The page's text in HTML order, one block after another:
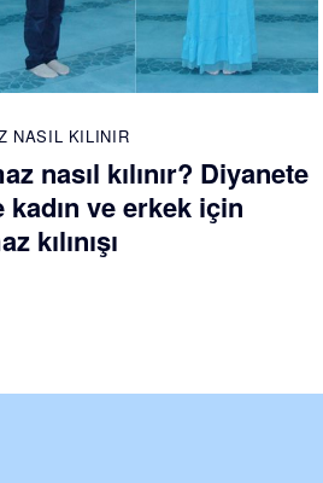
NASIL KILINIR
nasıl kılınır? Diyanete
kadın ve erkek için
kılınışı